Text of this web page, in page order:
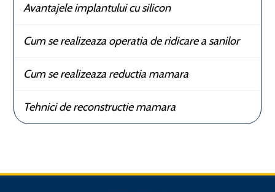
Avantajele implantului cu silicon
Cum se realizeaza operatia de ridicare a sanilor
Cum se realizeaza reductia mamara
Tehnici de reconstructie mamara